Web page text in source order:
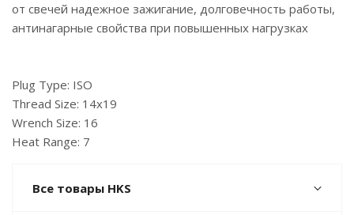
от свечей надежное зажигание, долговечность работы,
антинагарные свойства при повышенных нагрузках
Plug Type: ISO
Thread Size: 14x19
Wrench Size: 16
Heat Range: 7
Все товары HKS